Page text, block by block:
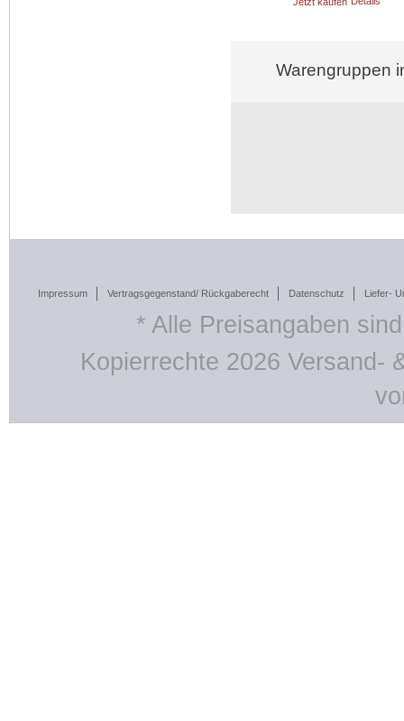
Warengruppen
Impressum Vertragsgegenstand/ Rückgaberecht Datenschutz Liefer-
* Alle Preisangaben
Kopierrechte 2026 Versand-